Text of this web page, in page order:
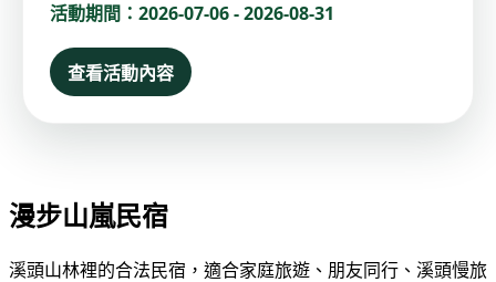
活動期間：2026-07-06 - 2026-08-31
查看活動內容
漫步山嵐民宿
溪頭山林裡的合法民宿，適合家庭旅遊、朋友同行、溪頭慢旅